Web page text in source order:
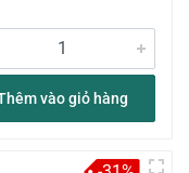
vào giỏ hàng